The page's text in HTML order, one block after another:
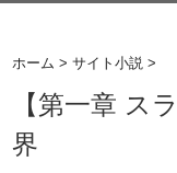
ホーム >サイト小説 >
【第一章 ス
界